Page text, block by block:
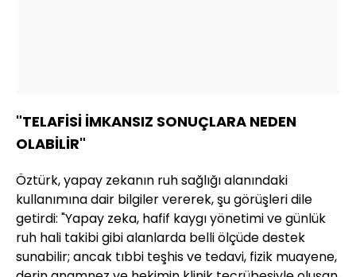
"TELAFİSİ İMKANSIZ SONUÇLARA NEDEN
OLABİLİR"
Öztürk, yapay zekanın ruh sağlığı alanındaki
kullanımına dair bilgiler vererek, şu görüşleri dile
getirdi: "Yapay zeka, hafif kaygı yönetimi ve günlük
ruh hali takibi gibi alanlarda belli ölçüde destek
sunabilir; ancak tıbbi teşhis ve tedavi, fizik muayene,